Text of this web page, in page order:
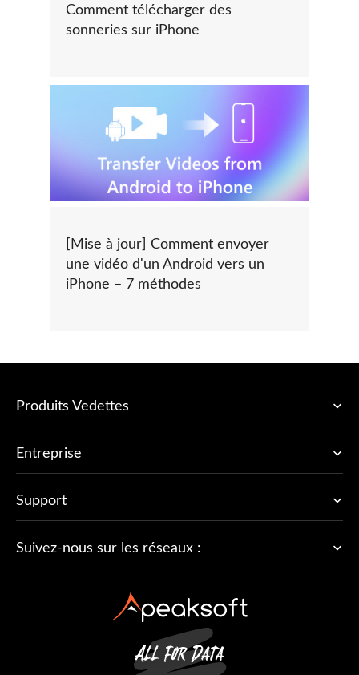
Comment télécharger des
sonneries sur iPhone
[Mise à jour] Comment envoyer
une vidéo d'un Android vers un
iPhone – 7 méthodes
Produits Vedettes
Entreprise
Support
Suivez-nous sur les réseaux :